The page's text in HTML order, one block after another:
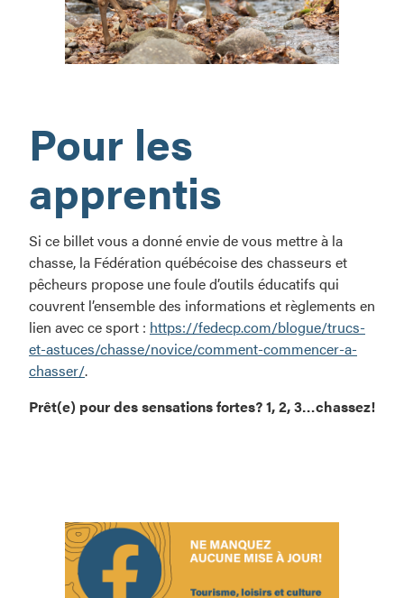
sensations
Pour les
apprentis
Si ce billet vous a donné envie de vous mettre à la
chasse, la Fédération québécoise des chasseurs et
pêcheurs propose une foule d’outils éducatifs qui
couvrent l’ensemble des informations et règlements en
lien avec ce sport : https://fedecp.com/blogue/trucs-
et-astuces/chasse/novice/comment-commencer-a-
chasser/.
Prêt(e) pour des sensations fortes? 1, 2, 3…chassez!